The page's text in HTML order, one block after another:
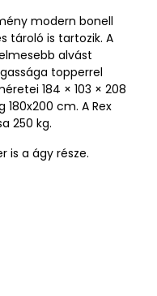
modern bonell
tároló is tartozik. A
alvást
topperrel
184 × 103 × 208
cm. A Rex
250 kg.
is a ágy része.